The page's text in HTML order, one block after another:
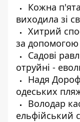
Кожна
виходила зі
Хитрий
за допомогою
Садові
отруйні -
Надя
одеських
Володар
ельфійський